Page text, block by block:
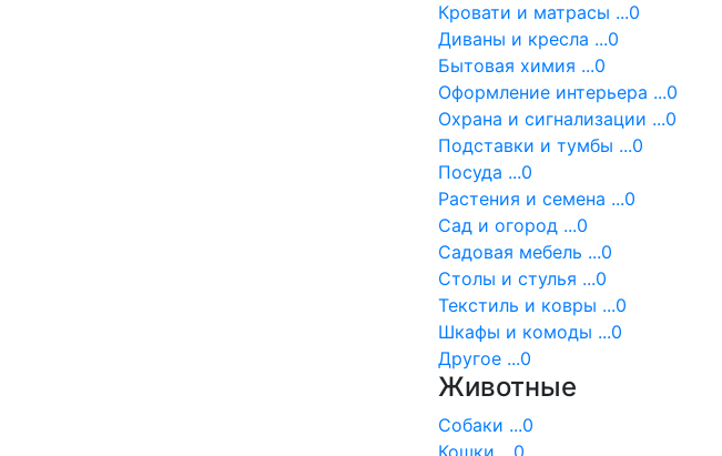
Кровати и матрасы ...0
Диваны и кресла ...0
Бытовая химия ...0
Оформление интерьера ...0
Охрана и сигнализации ...0
Подставки и тумбы ...0
Посуда ...0
Растения и семена ...0
Сад и огород ...0
Садовая мебель ...0
Столы и стулья ...0
Текстиль и ковры ...0
Шкафы и комоды ...0
Другое ...0
Животные
Собаки ...0
Кошки ...0